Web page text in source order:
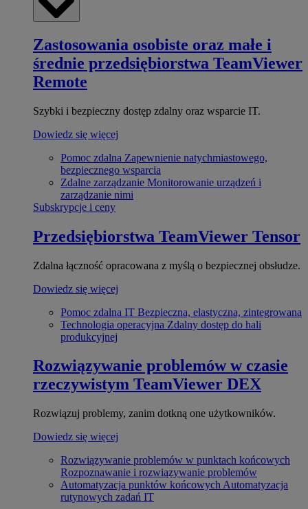
Zastosowania osobiste oraz małe i
średnie przedsiębiorstwa TeamViewer
Remote
Szybki i bezpieczny dostęp zdalny oraz wsparcie IT.
Dowiedz się więcej
Pomoc zdalna Zapewnienie natychmiastowego,
bezpiecznego wsparcia
Zdalne zarządzanie Monitorowanie urządzeń i
zarządzanie nimi
Subskrypcje i ceny
Przedsiębiorstwa TeamViewer Tensor
Zdalna łączność opracowana z myślą o bezpiecznej obsłudze.
Dowiedz się więcej
Pomoc zdalna IT Bezpieczna, elastyczna, zintegrowana
Technologia operacyjna Zdalny dostęp do hali
produkcyjnej
Rozwiązywanie problemów w czasie
rzeczywistym TeamViewer DEX
Rozwiązuj problemy, zanim dotkną one użytkowników.
Dowiedz się więcej
Rozwiązywanie problemów w punktach końcowych
Rozpoznawanie i rozwiązywanie problemów
Automatyzacja punktów końcowych Automatyzacja
rutynowych zadań IT